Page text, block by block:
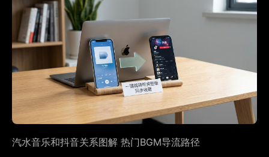
汽水音乐和抖音关系图解 热门BGM导流路径